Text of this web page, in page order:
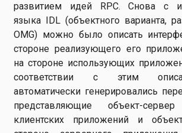
развитием идей RPC. Снова с
языка IDL (объектного варианта,
OMG) можно было описать
стороне реализующего его
на стороне использующих
соответствии с этим
автоматически генерировались
представляющие объект-
клиентских приложений и